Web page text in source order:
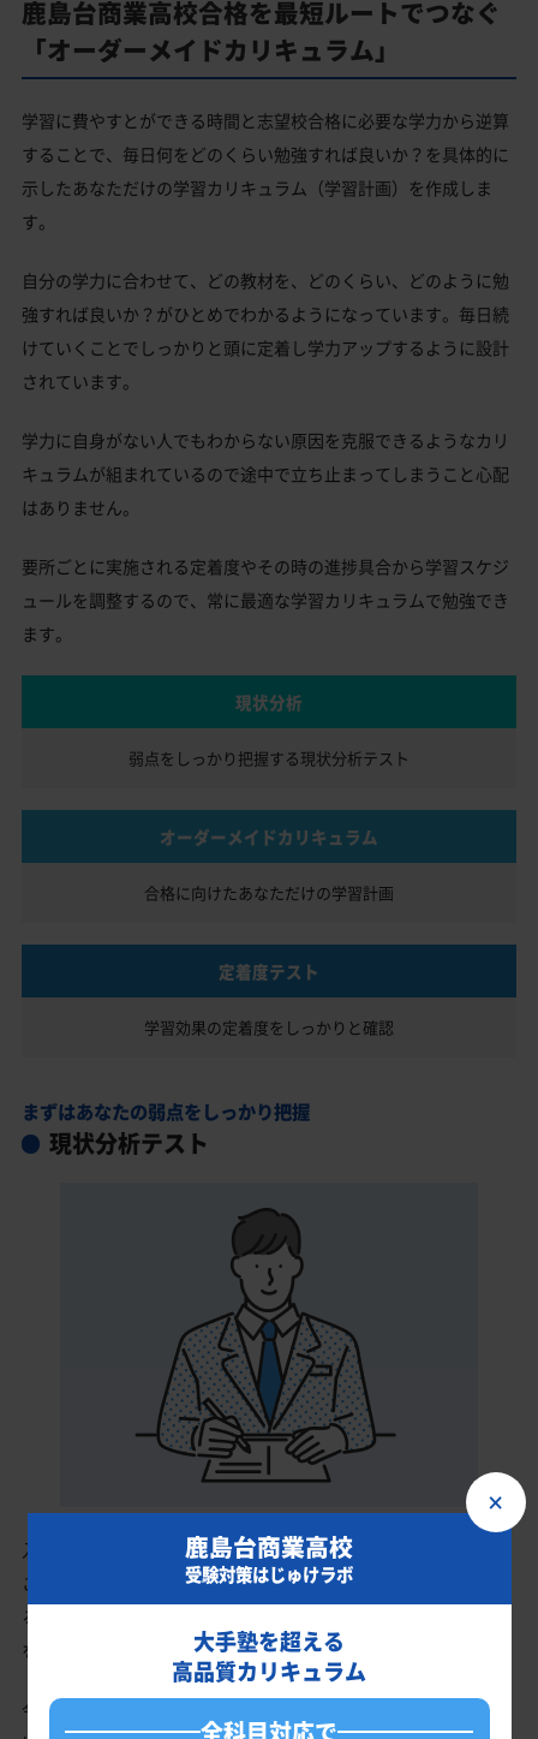
鹿島台商業高校合格を最短ルートでつなぐ
「オーダーメイドカリキュラム」
学習に費やすとができる時間と志望校合格に必要な学力から逆算
することで、毎日何をどのくらい勉強すれば良いか？を具体的に
示したあなただけの学習カリキュラム（学習計画）を作成しま
す。
自分の学力に合わせて、どの教材を、どのくらい、どのように勉
強すれば良いか？がひとめでわかるようになっています。毎日続
けていくことでしっかりと頭に定着し学力アップするように設計
されています。
学力に自身がない人でもわからない原因を克服できるようなカリ
キュラムが組まれているので途中で立ち止まってしまうこと心配
はありません。
要所ごとに実施される定着度やその時の進捗具合から学習スケジ
ュールを調整するので、常に最適な学習カリキュラムで勉強でき
ます。
現状分析
弱点をしっかり把握する現状分析テスト
オーダーメイドカリキュラム
合格に向けたあなただけの学習計画
定着度テスト
学習効果の定着度を しっかりと確認
まずはあなたの弱点をしっかり把握
現状分析テスト
入会時に現状分析テストを受けていただきます。
このテスト結果のデータをもとに、鹿島台商業高校を志望してい
るあなたに英語・数学・国語・理科・社会の最適なカリキュラム
を作成します。
今の成績・偏差値から鹿島台商業高校の入試で確実に合格最低点
×
鹿島台商業高校
受験対策はじゅけラボ
大手塾を超える
高品質カリキュラム
全科目対応で